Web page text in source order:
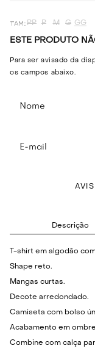
PP P M G GG
ESTE PRODUTO
Para ser avisado da
os campos abaixo.
Descrição
T-shirt em algodão
Shape reto.
Mangas curtas.
Decote arredondado.
Camiseta com bolso
Acabamento em
Combine com calça